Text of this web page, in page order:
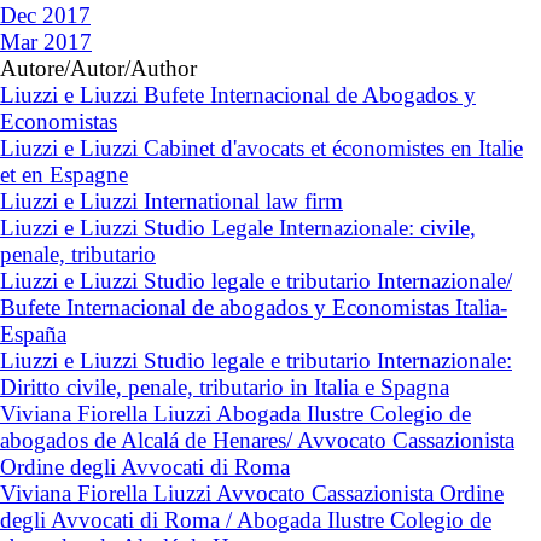
Dec 2017
Mar 2017
Autore/Autor/Author
Liuzzi e Liuzzi Bufete Internacional de Abogados y
Economistas
Liuzzi e Liuzzi Cabinet d'avocats et économistes en Italie
et en Espagne
Liuzzi e Liuzzi International law firm
Liuzzi e Liuzzi Studio Legale Internazionale: civile,
penale, tributario
Liuzzi e Liuzzi Studio legale e tributario Internazionale/
Bufete Internacional de abogados y Economistas Italia-
España
Liuzzi e Liuzzi Studio legale e tributario Internazionale:
Diritto civile, penale, tributario in Italia e Spagna
Viviana Fiorella Liuzzi Abogada Ilustre Colegio de
abogados de Alcalá de Henares/ Avvocato Cassazionista
Ordine degli Avvocati di Roma
Viviana Fiorella Liuzzi Avvocato Cassazionista Ordine
degli Avvocati di Roma / Abogada Ilustre Colegio de